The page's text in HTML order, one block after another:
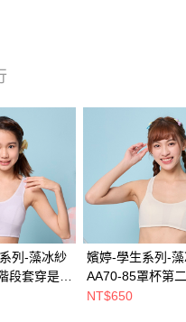
列-藻冰紗
段套穿是短
)
嬪婷-學生系列-
AA70-85罩杯第
衣 套穿式短背心
NT$650